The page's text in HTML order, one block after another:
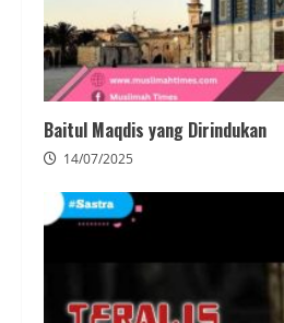
Baitul Maqdis yang Dirindukan
14/07/2025